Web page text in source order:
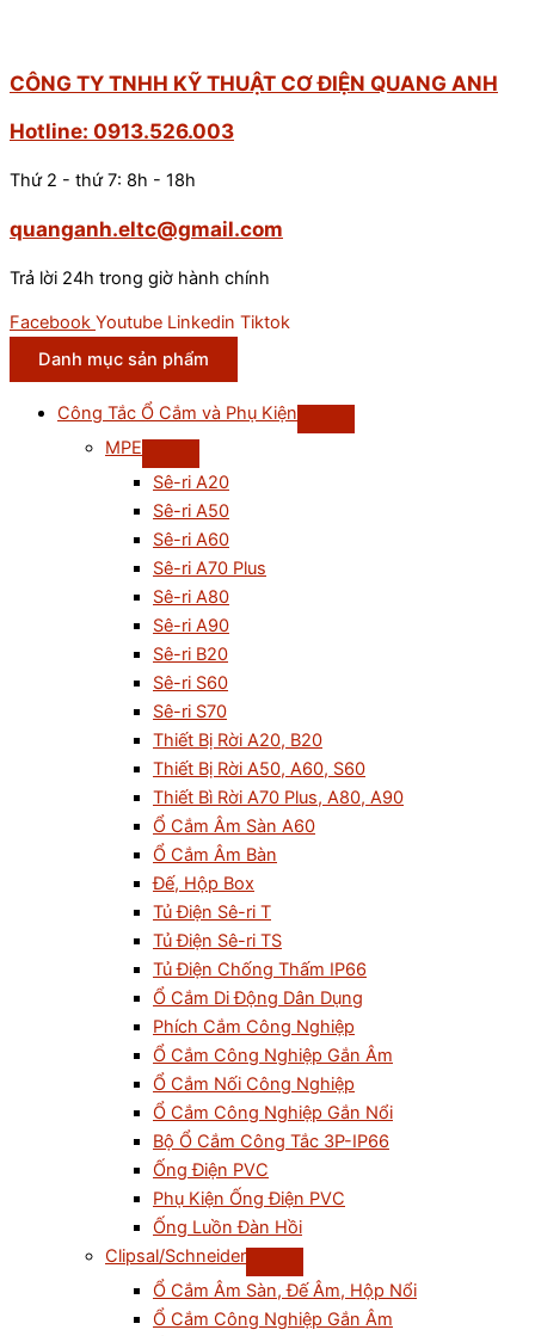
CÔNG TY TNHH KỸ THUẬT CƠ ĐIỆN QUANG ANH
Hotline: 0913.526.003
Thứ 2 - thứ 7: 8h - 18h
quanganh.eltc@gmail.com
Trả lời 24h trong giờ hành chính
Facebook Youtube Linkedin Tiktok
Danh mục sản phẩm
Công Tắc Ổ Cắm và Phụ Kiện
MPE
Sê-ri A20
Sê-ri A50
Sê-ri A60
Sê-ri A70 Plus
Sê-ri A80
Sê-ri A90
Sê-ri B20
Sê-ri S60
Sê-ri S70
Thiết Bị Rời A20, B20
Thiết Bị Rời A50, A60, S60
Thiết Bì Rời A70 Plus, A80, A90
Ổ Cắm Âm Sàn A60
Ổ Cắm Âm Bàn
Đế, Hộp Box
Tủ Điện Sê-ri T
Tủ Điện Sê-ri TS
Tủ Điện Chống Thấm IP66
Ổ Cắm Di Động Dân Dụng
Phích Cắm Công Nghiệp
Ổ Cắm Công Nghiệp Gắn Âm
Ổ Cắm Nối Công Nghiệp
Ổ Cắm Công Nghiệp Gắn Nổi
Bộ Ổ Cắm Công Tắc 3P-IP66
Ống Điện PVC
Phụ Kiện Ống Điện PVC
Ống Luồn Đàn Hồi
Clipsal/Schneider
Ổ Cắm Âm Sàn, Đế Âm, Hộp Nổi
Ổ Cắm Công Nghiệp Gắn Âm